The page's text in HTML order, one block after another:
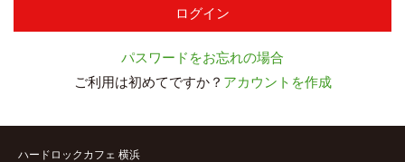
ログイン
パスワードをお忘れの場合
ご利用は初めてですか？ アカウントを作成
ハードロックカフェ 横浜